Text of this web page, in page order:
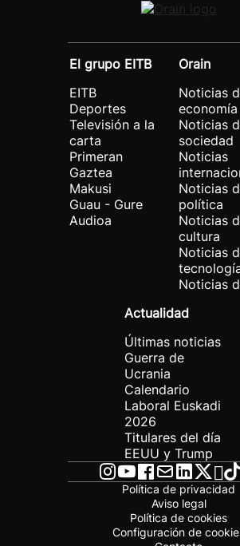
El grupo EITB
EITB
Deportes
Televisión a la
carta
Primeran
Gaztea
Makusi
Guau - Gure
Audioa
Orain
Noticias
economía
Noticias
sociedad
Noticias
Noticias
política
Noticias
cultura
Noticias
Noticias
Actualidad
Últimas noticias
Guerra de
Ucrania
Calendario
Laboral Euskadi
2026
Titulares del día
EEUU y Trump
Política de privacidad
Aviso legal
Política de cookies
Configuración de